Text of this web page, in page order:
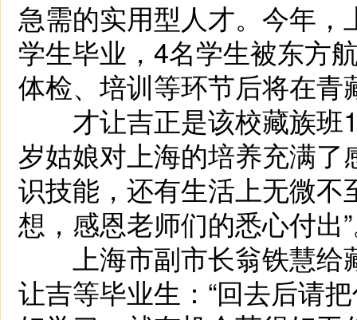
急需的实用型人才。今年
学生毕业，4名学生被东方
体检、培训等环节后将在青
才让吉正是该校藏族班
岁姑娘对上海的培养充满了
识技能，还有生活上无微
想，感恩老师们的悉心付出
上海市副市长翁铁慧给
让吉等毕业生：“回去后请